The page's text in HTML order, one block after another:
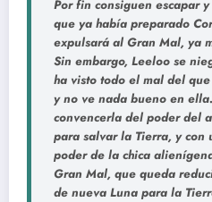
Por fin consiguen escapar
que ya había preparado
expulsará al Gran Mal, ya
Sin embargo, Leeloo se
ha visto todo el mal del
y no ve nada bueno en
convencerla del poder del
para salvar la Tierra, y con
poder de la chica
Gran Mal, que queda
de nueva Luna para la